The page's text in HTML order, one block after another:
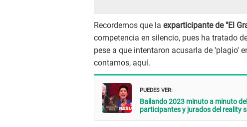
Recordemos que la exparticipante de "El
competencia en silencio, pues ha tratado
pese a que intentaron acusarla de 'plagio'
contamos, aquí.
PUEDES VER:
Bailando 2023 minuto a minuto
participantes y jurados del reality